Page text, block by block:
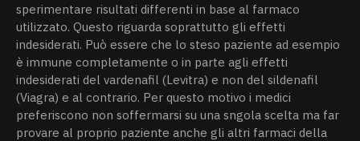
sperimentare risultati differenti in base al farmaco
utilizzato. Questo riguarda soprattutto gli effetti
indesiderati. Può essere che lo steso paziente ad esempio
è immune completamente o in parte agli effetti
indesiderati del vardenafil (Levitra) e non del sildenafil
(Viagra) e al contrario. Per questo motivo i medici
preferiscono non soffermarsi su una sngola scelta ma far
provare al proprio paziente anche gli altri farmaci della